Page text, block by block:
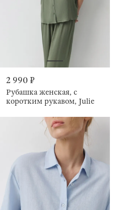
2 990 ₽
Рубашка женская, с
коротким рукавом, Julie